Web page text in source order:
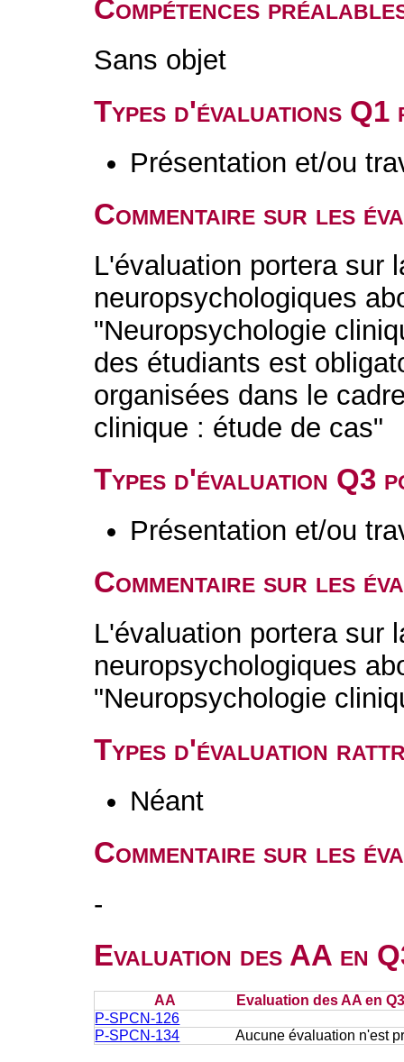
Compétences
Sans objet
Types d'évaluations
Présentation et/ou
Commentaire sur les
L'évaluation portera sur
neuropsychologiques
"Neuropsychologie
des étudiants est
organisées dans le
clinique : étude de cas"
Types d'évaluation Q3
Présentation et/ou
Commentaire sur les
L'évaluation portera sur
neuropsychologiques
"Neuropsychologie
Types d'évaluation
Néant
Commentaire sur les
-
Evaluation des AA en
AA
Evaluation des AA en
P-SPCN-126
P-SPCN-134
Aucune évaluation n'est